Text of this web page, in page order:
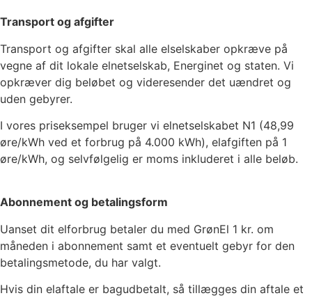
Transport og afgifter
Transport og afgifter skal alle elselskaber opkræve på
vegne af dit lokale elnetselskab, Energinet og staten. Vi
opkræver dig beløbet og videresender det uændret og
uden gebyrer.
I vores priseksempel bruger vi elnetselskabet N1 (48,99
øre/kWh ved et forbrug på 4.000 kWh), elafgiften på 1
øre/kWh, og selvfølgelig er moms inkluderet i alle beløb.
Abonnement og betalingsform
Uanset dit elforbrug betaler du med GrønEl 1 kr. om
måneden i abonnement samt et eventuelt gebyr for den
betalingsmetode, du har valgt.
Hvis din elaftale er bagudbetalt, så tillægges din aftale et